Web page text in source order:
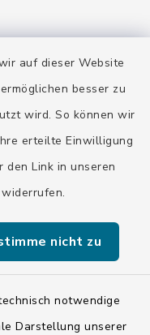
auf dieser Website
besser zu
wird. So können wir
erteilte Einwilligung
den Link in unseren
widerrufen.
nicht zu
notwendige
Darstellung unserer